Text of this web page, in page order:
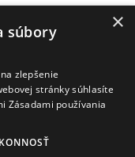
×
súbory
zlepšenie
stránky súhlasíte
Zásadami používania